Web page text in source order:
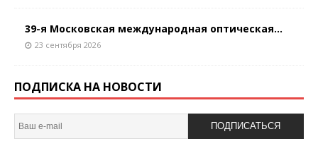
39-я Московская международная оптическая...
23 сентября 2026
ПОДПИСКА НА НОВОСТИ
ПОДПИСАТЬСЯ